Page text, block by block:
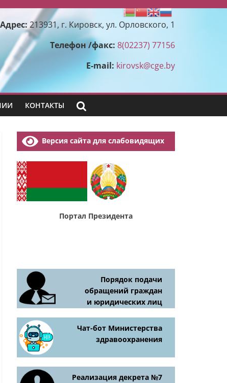
Адрес: 213931, г. Кировск, ул. Орловского, 1
Телефон /факс: 8(02237) 77156
E-mail: kirovsk@cge.by
КОНТАКТЫ
Версия сайта для слабовидящих
Портал Президента
Порядок подачи
обращений граждан
и юридических лиц
Чат-бот Министерства
здравоохранения
Реализация декрета №7